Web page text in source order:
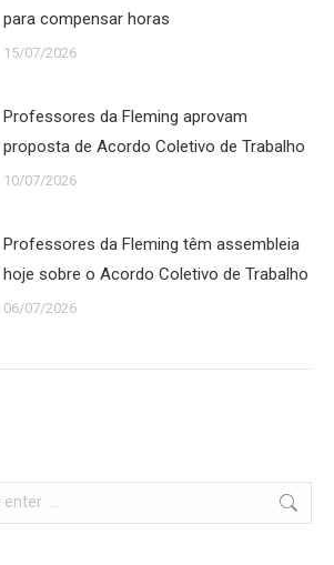
para compensar horas
15/07/2026
Professores da Fleming aprovam
proposta de Acordo Coletivo de Trabalho
10/07/2026
Professores da Fleming têm assembleia
hoje sobre o Acordo Coletivo de Trabalho
06/07/2026